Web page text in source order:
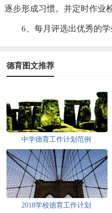
逐步形成习惯。并定时作业
6、每月评选出优秀的学
德育图文推荐
中学德育工作计划范例
2018学校德育工作计划